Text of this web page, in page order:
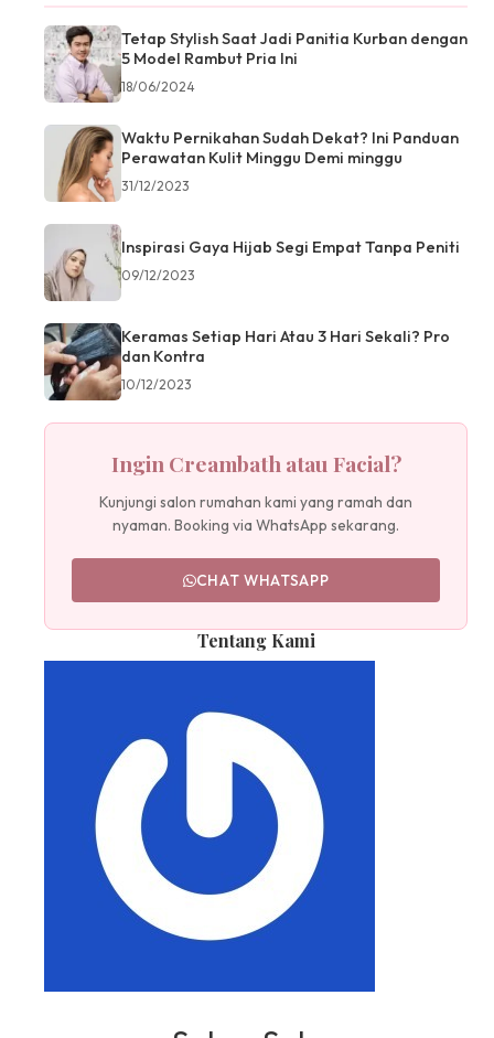
Tetap Stylish Saat Jadi Panitia Kurban dengan
5 Model Rambut Pria Ini
18/06/2024
Waktu Pernikahan Sudah Dekat? Ini Panduan
Perawatan Kulit Minggu Demi minggu
31/12/2023
Inspirasi Gaya Hijab Segi Empat Tanpa Peniti
09/12/2023
Keramas Setiap Hari Atau 3 Hari Sekali? Pro
dan Kontra
10/12/2023
Ingin Creambath atau Facial?
Kunjungi salon rumahan kami yang ramah dan
nyaman. Booking via WhatsApp sekarang.
CHAT WHATSAPP
Tentang Kami